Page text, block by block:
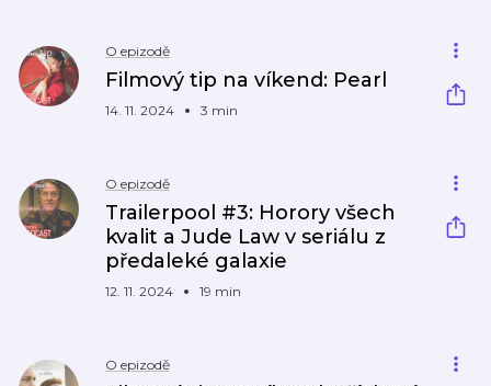
O epizodě
Filmový tip na víkend: Pearl
14. 11. 2024 3 min
O epizodě
Trailerpool #3: Horory všech
kvalit a Jude Law v seriálu z
předaleké galaxie
12. 11. 2024 19 min
O epizodě